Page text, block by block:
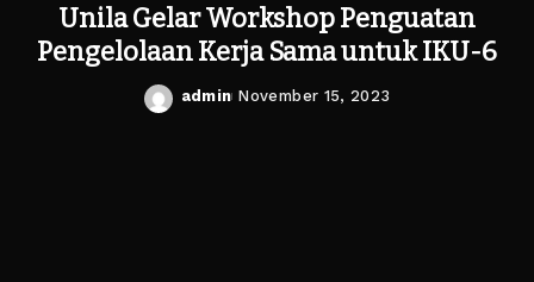
Unila Gelar Workshop Penguatan
Pengelolaan Kerja Sama untuk IKU-6
Posted
admin November 15, 2023